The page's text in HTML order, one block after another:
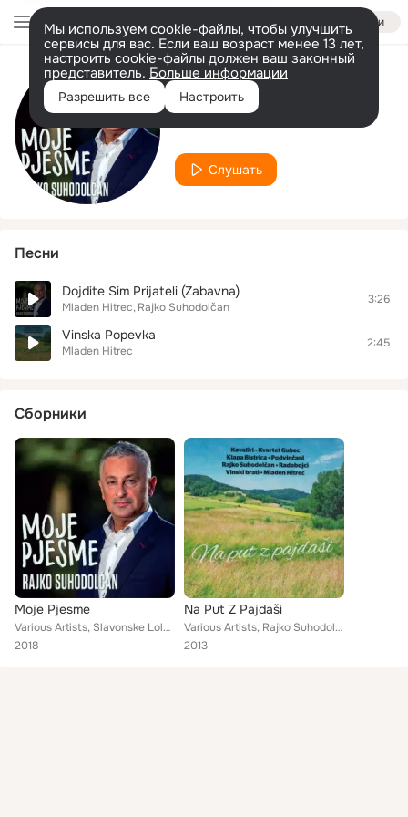
Войти
Мы используем cookie-файлы, чтобы улучшить
сервисы для вас. Если ваш возраст менее 13 лет,
настроить cookie-файлы должен ваш законный
представитель. Больше информации
Разрешить все Настроить
Исполнитель
Mladen Hitrec
Слушать
Песни
Dojdite Sim Prijateli (Zabavna)
Mladen Hitrec Rajko Suhodolčan
3:26
Vinska Popevka
Mladen Hitrec
2:45
Сборники
Moje Pjesme
Various Artists, Slavonske Lole, Kvartet Gubec, Davor Radolfi, Rajko Suhodolčan, Renata Sabljak, Rajko Suhodolčan, Faringaši, Đa...
2018
Na Put Z Pajdaši
Various Artists, Rajko Suhodolčan, Mladen Hitrec, Vinski Brati, Podvinčani, Radobojci, Kavaliri I Kvartet Gubec, Kvartet Gubec, ...
2013